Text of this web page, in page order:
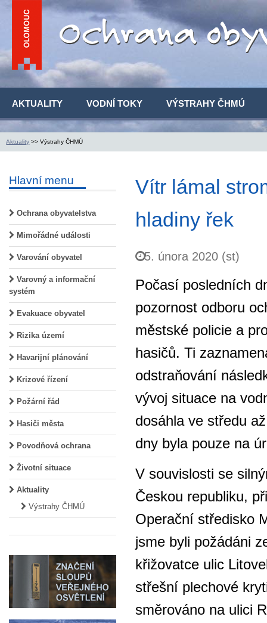
AKTUALITY VODNÍ TOKY VÝSTRAHY ČHMÚ
Aktuality >> Výstrahy ČHMÚ
Hlavní menu
Ochrana obyvatelstva
Mimořádné události
Varování obyvatel
Varovný a informační
systém
Evakuace obyvatel
Rizika území
Havarijní plánování
Krizové řízení
Požární řád
Hasiči města
Povodňová ochrana
Životní situace
Aktuality
Výstrahy ČHMÚ
Vítr lámal
hladiny řek
5. února 2020 (st)
Počasí posledních
pozornost odboru
městské policie a
hasičů. Ti
odstraňování
vývoj situace na
dosáhla ve středu
dny byla pouze na
V souvislosti se
Českou republiku,
Operační středisko
jsme byli požádáni
křižovatce ulic
střešní plechové
směrováno na ulici